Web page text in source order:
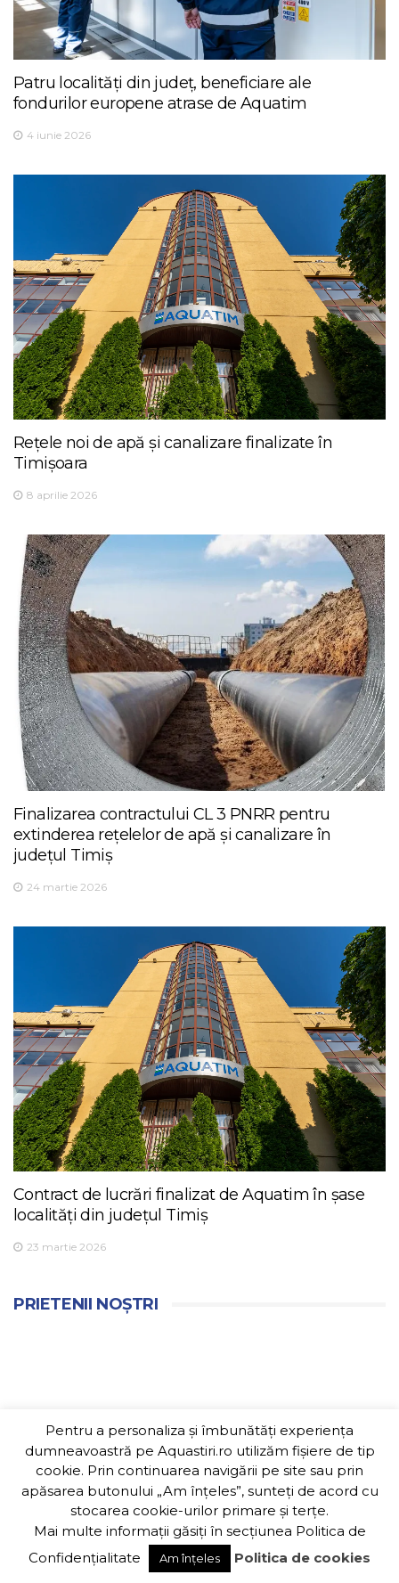
Patru localități din județ, beneficiare ale
fondurilor europene atrase de Aquatim
4 iunie 2026
Rețele noi de apă și canalizare finalizate în
Timișoara
8 aprilie 2026
Finalizarea contractului CL 3 PNRR pentru
extinderea rețelelor de apă și canalizare în
județul Timiș
24 martie 2026
Contract de lucrări finalizat de Aquatim în șase
localități din județul Timiș
23 martie 2026
PRIETENII NOȘTRI
Pentru a personaliza și îmbunătăți experiența
dumneavoastră pe Aquastiri.ro utilizăm fișiere de tip
cookie. Prin continuarea navigării pe site sau prin
apăsarea butonului „Am înțeles”, sunteți de acord cu
stocarea cookie-urilor primare și terțe.
Mai multe informații găsiți în secțiunea Politica de
Confidențialitate
Am înțeles Politica de cookies